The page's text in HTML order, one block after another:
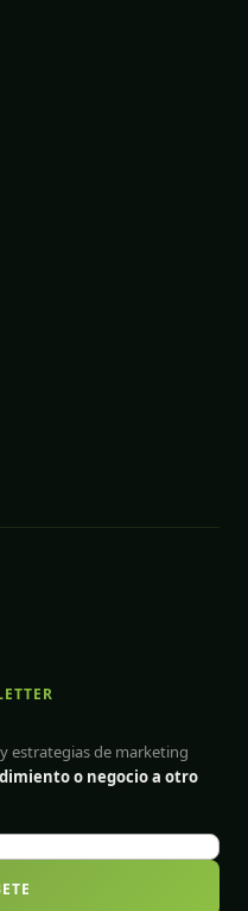
estrategias de marketing
o negocio a otro